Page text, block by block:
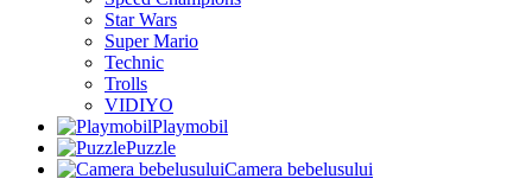
Star Wars
Super Mario
Technic
Trolls
VIDIYO
Playmobil
Puzzle
Camera bebelusului